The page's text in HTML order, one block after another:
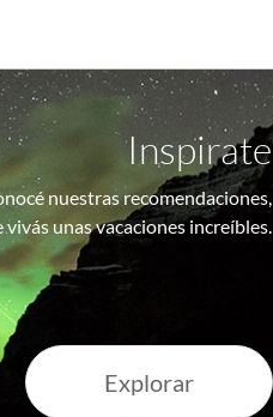
Inspirate
nuestras recomendaciones,
unas vacaciones increíbles.
Explorar